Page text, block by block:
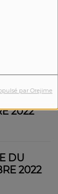
par Orejime
DU
2022
DU
2022
DU
2022